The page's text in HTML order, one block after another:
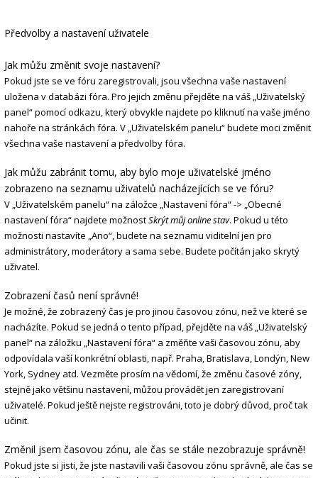
Předvolby a nastavení uživatele
Jak můžu změnit svoje nastavení?
Pokud jste se ve fóru zaregistrovali, jsou všechna vaše nastavení
uložena v databázi fóra. Pro jejich změnu přejděte na váš „Uživatelský
panel“ pomocí odkazu, který obvykle najdete po kliknutí na vaše jméno
nahoře na stránkách fóra. V „Uživatelském panelu“ budete moci změnit
všechna vaše nastavení a předvolby fóra.
Jak můžu zabránit tomu, aby bylo moje uživatelské jméno
zobrazeno na seznamu uživatelů nacházejících se ve fóru?
V „Uživatelském panelu“ na záložce „Nastavení fóra“ -> „Obecné
nastavení fóra“ najdete možnostSkrýt můj online stav. Pokud u této
možnosti nastavíte „Ano“, budete na seznamu viditelní jen pro
administrátory, moderátory a sama sebe. Budete počítán jako skrytý
uživatel.
Zobrazení časů není správné!
Je možné, že zobrazený čas je pro jinou časovou zónu, než ve které se
nacházíte. Pokud se jedná o tento případ, přejděte na váš „Uživatelský
panel“ na záložku „Nastavení fóra“ a změňte vaši časovou zónu, aby
odpovídala vaší konkrétní oblasti, např. Praha, Bratislava, Londýn, New
York, Sydney atd. Vezměte prosím na vědomí, že změnu časové zóny,
stejně jako většinu nastavení, můžou provádět jen zaregistrovaní
uživatelé. Pokud ještě nejste registrováni, toto je dobrý důvod, proč tak
učinit.
Změnil jsem časovou zónu, ale čas se stále nezobrazuje správně!
Pokud jste si jisti, že jste nastavili vaši časovou zónu správně, ale čas se